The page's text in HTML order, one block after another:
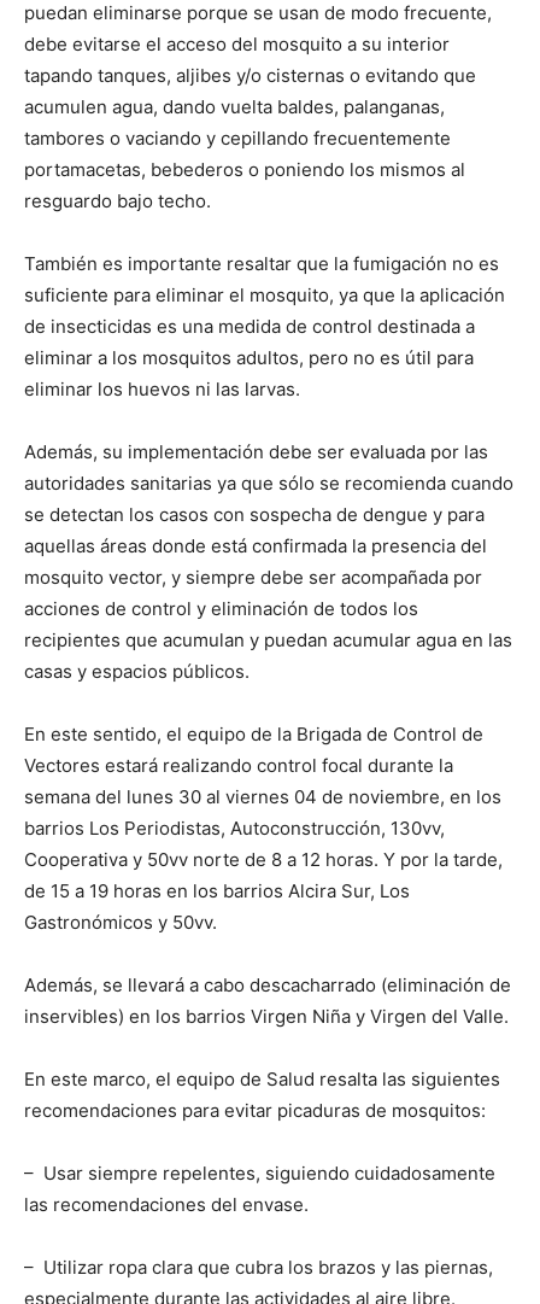
puedan eliminarse porque se usan de modo frecuente,
debe evitarse el acceso del mosquito a su interior
tapando tanques, aljibes y/o cisternas o evitando que
acumulen agua, dando vuelta baldes, palanganas,
tambores o vaciando y cepillando frecuentemente
portamacetas, bebederos o poniendo los mismos al
resguardo bajo techo.
También es importante resaltar que la fumigación no es
suficiente para eliminar el mosquito, ya que la aplicación
de insecticidas es una medida de control destinada a
eliminar a los mosquitos adultos, pero no es útil para
eliminar los huevos ni las larvas.
Además, su implementación debe ser evaluada por las
autoridades sanitarias ya que sólo se recomienda cuando
se detectan los casos con sospecha de dengue y para
aquellas áreas donde está confirmada la presencia del
mosquito vector, y siempre debe ser acompañada por
acciones de control y eliminación de todos los
recipientes que acumulan y puedan acumular agua en las
casas y espacios públicos.
En este sentido, el equipo de la Brigada de Control de
Vectores estará realizando control focal durante la
semana del lunes 30 al viernes 04 de noviembre, en los
barrios Los Periodistas, Autoconstrucción, 130vv,
Cooperativa y 50vv norte de 8 a 12 horas. Y por la tarde,
de 15 a 19 horas en los barrios Alcira Sur, Los
Gastronómicos y 50vv.
Además, se llevará a cabo descacharrado (eliminación de
inservibles) en los barrios Virgen Niña y Virgen del Valle.
En este marco, el equipo de Salud resalta las siguientes
recomendaciones para evitar picaduras de mosquitos:
– Usar siempre repelentes, siguiendo cuidadosamente
las recomendaciones del envase.
– Utilizar ropa clara que cubra los brazos y las piernas,
especialmente durante las actividades al aire libre.